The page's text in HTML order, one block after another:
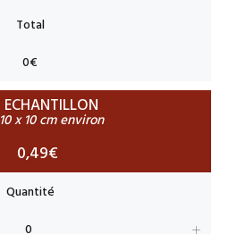
ECHANTILLON
10 x 10 cm environ
0,49€